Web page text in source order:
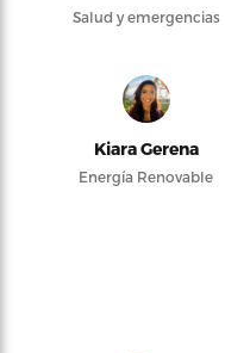
Salud y emergencias
Kiara Gerena
Energía Renovable